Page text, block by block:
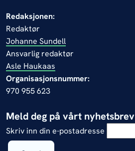
Redaksjonen:
Redaktør
Johanne Sundell
Ansvarlig redaktør
Asle Haukaas
Organisasjonsnummer:
970 955 623
Meld deg på vårt nyhetsbrev
Skriv inn din e-postadresse